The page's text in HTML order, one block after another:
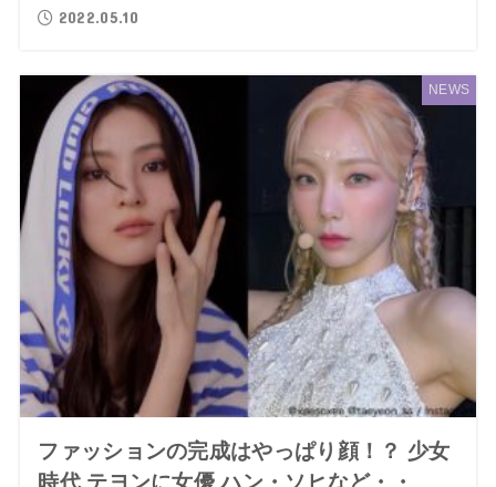
2022.05.10
NEWS
ファッションの完成はやっぱり顔！？ 少女
時代 テヨンに女優 ハン・ソヒなど・・